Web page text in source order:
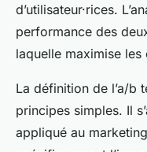
d’utilisateur·rices.
performance des
laquelle maximise
La définition de l’a/b
principes simples. Il
appliqué au